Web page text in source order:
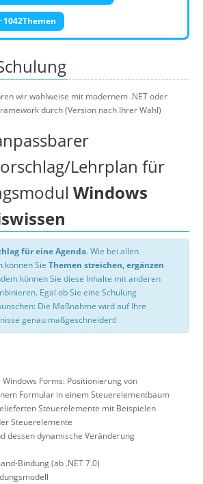
wir wahlweise mit modernem .NET oder
durch (Version nach Ihrer Wahl)
Lehrplan für
Windows
für eine Agenda. Wie bei allen
können Sie Themen streichen, ergänzen
können Sie diese Inhalte mit anderen
Egal ob Sie eine Schulung
Die Maßnahme wird auf Ihre
genau maßgeschneidert!
Forms: Positionierung von
Formular in einem Steuerelementbaum
Steuerelemente mit Beispielen
Steuerelemente
dessen dynamische Veränderung
Bindung (ab .NET 7.0)